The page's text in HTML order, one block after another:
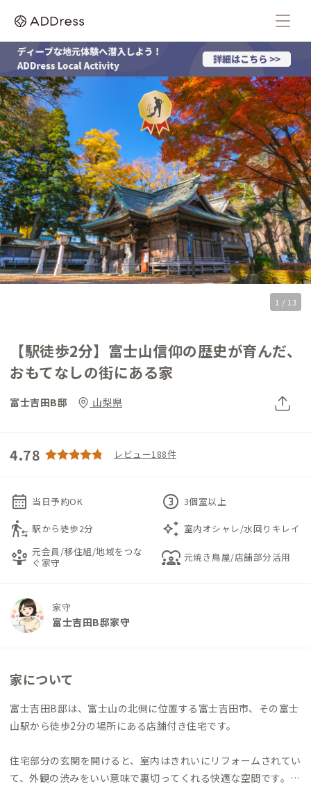
1 / 13
【駅徒歩2分】富士山信仰の歴史が育んだ、
おもてなしの街にある家
富士吉田B邸 山梨県
4.78 レビュー188件
calendar_month 当日予約OK counter_3 3個室以上
transfer_within_a_station 駅から徒歩2分 auto_awesome 室内オシャレ/水回りキレイ
person_play 元会員/移住組/地域をつな
ぐ家守
diversity_1 元焼き鳥屋/店舗部分活用
家守
富士吉田B邸家守
家について
富士吉田B邸は、富士山の北側に位置する富士吉田市、その富士
山駅から徒歩2分の場所にある店舗付き住宅です。
住宅部分の玄関を開けると、室内はきれいにリフォームされてい
て、外観の渋みをいい意味で裏切ってくれる快適な空間です。